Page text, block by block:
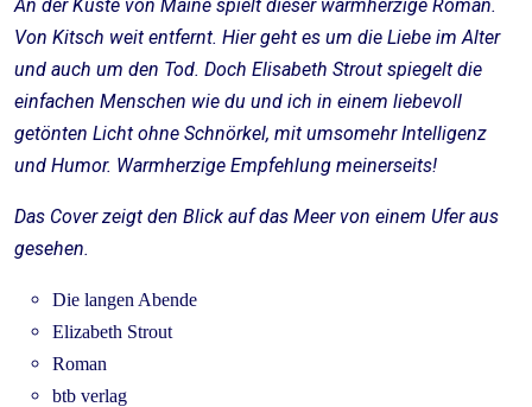
An der Küste von Maine spielt dieser warmherzige Roman.
Von Kitsch weit entfernt. Hier geht es um die Liebe im Alter
und auch um den Tod. Doch Elisabeth Strout spiegelt die
einfachen Menschen wie du und ich in einem liebevoll
getönten Licht ohne Schnörkel, mit umsomehr Intelligenz
und Humor. Warmherzige Empfehlung meinerseits!
Das Cover zeigt den Blick auf das Meer von einem Ufer aus
gesehen.
Die langen Abende
Elizabeth Strout
Roman
btb verlag